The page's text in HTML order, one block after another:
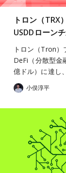
トロン（TRX
USDDローン
トロン（Tron
DeFi（分散型金
億ドル）に達し
小俣淳平